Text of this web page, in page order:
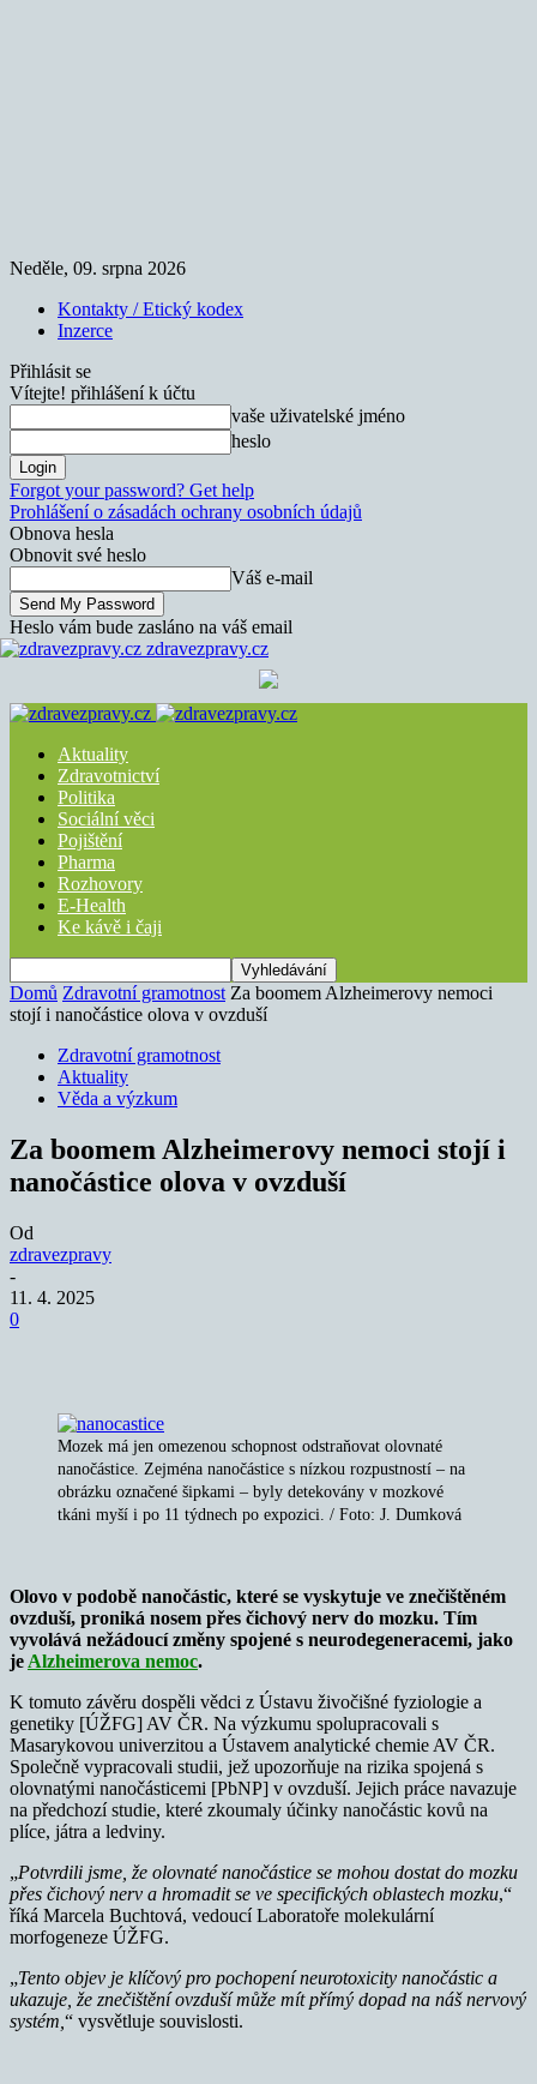
Neděle, 09. srpna 2026
Kontakty / Etický kodex
Inzerce
Přihlásit se
Vítejte! přihlášení k účtu
vaše uživatelské jméno
heslo
Forgot your password? Get help
Prohlášení o zásadách ochrany osobních údajů
Obnova hesla
Obnovit své heslo
Váš e-mail
Heslo vám bude zasláno na váš email
zdravezpravy.cz
Aktuality
Zdravotnictví
Politika
Sociální věci
Pojištění
Pharma
Rozhovory
E-Health
Ke kávě i čaji
Domů Zdravotní gramotnost Za boomem Alzheimerovy nemoci
stojí i nanočástice olova v ovzduší
Zdravotní gramotnost
Aktuality
Věda a výzkum
Za boomem Alzheimerovy nemoci stojí i
nanočástice olova v ovzduší
Od
zdravezpravy
-
11. 4. 2025
0
Mozek má jen omezenou schopnost odstraňovat olovnaté
nanočástice. Zejména nanočástice s nízkou rozpustností – na
obrázku označené šipkami – byly detekovány v mozkové
tkáni myší i po 11 týdnech po expozici. / Foto: J. Dumková
Olovo v podobě nanočástic, které se vyskytuje ve znečištěném
ovzduší, proniká nosem přes čichový nerv do mozku. Tím
vyvolává nežádoucí změny spojené s neurodegeneracemi, jako
je Alzheimerova nemoc.
K tomuto závěru dospěli vědci z Ústavu živočišné fyziologie a
genetiky [ÚŽFG] AV ČR. Na výzkumu spolupracovali s
Masarykovou univerzitou a Ústavem analytické chemie AV ČR.
Společně vypracovali studii, jež upozorňuje na rizika spojená s
olovnatými nanočásticemi [PbNP] v ovzduší. Jejich práce navazuje
na předchozí studie, které zkoumaly účinky nanočástic kovů na
plíce, játra a ledviny.
„Potvrdili jsme, že olovnaté nanočástice se mohou dostat do mozku
přes čichový nerv a hromadit se ve specifických oblastech mozku,“
říká Marcela Buchtová, vedoucí Laboratoře molekulární
morfogeneze ÚŽFG.
„Tento objev je klíčový pro pochopení neurotoxicity nanočástic a
ukazuje, že znečištění ovzduší může mít přímý dopad na náš nervový
systém, “ vysvětluje souvislosti.